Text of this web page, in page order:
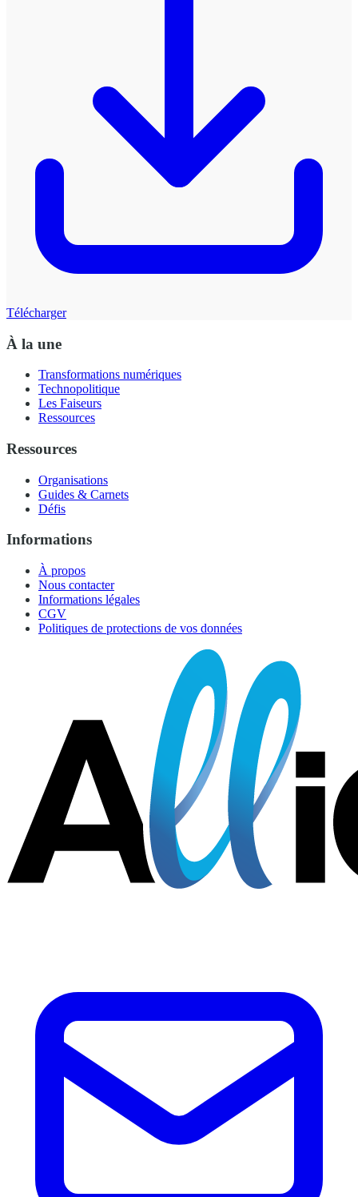
Télécharger
À la une
Transformations numériques
Technopolitique
Les Faiseurs
Ressources
Ressources
Organisations
Guides & Carnets
Défis
Informations
À propos
Nous contacter
Informations légales
CGV
Politiques de protections de vos données